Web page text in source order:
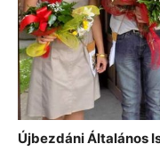
Újbezdáni Általános